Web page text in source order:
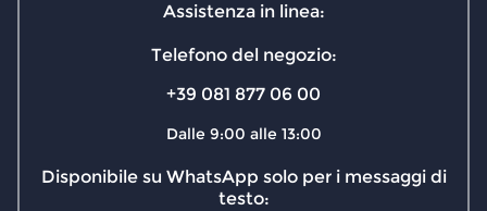
Assistenza in linea:
Telefono del negozio:
+39 081 877 06 00
Dalle 9:00 alle 13:00
Disponibile su WhatsApp solo per i messaggi di
testo: